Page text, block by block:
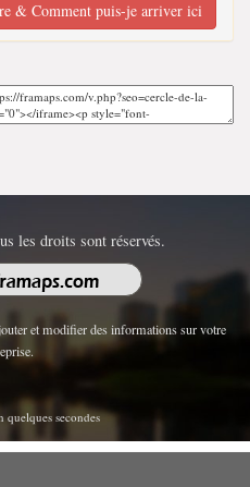
& Comment puis-je arriver ici
les droits sont réservés.
et modifier des informations sur votre
quelques secondes